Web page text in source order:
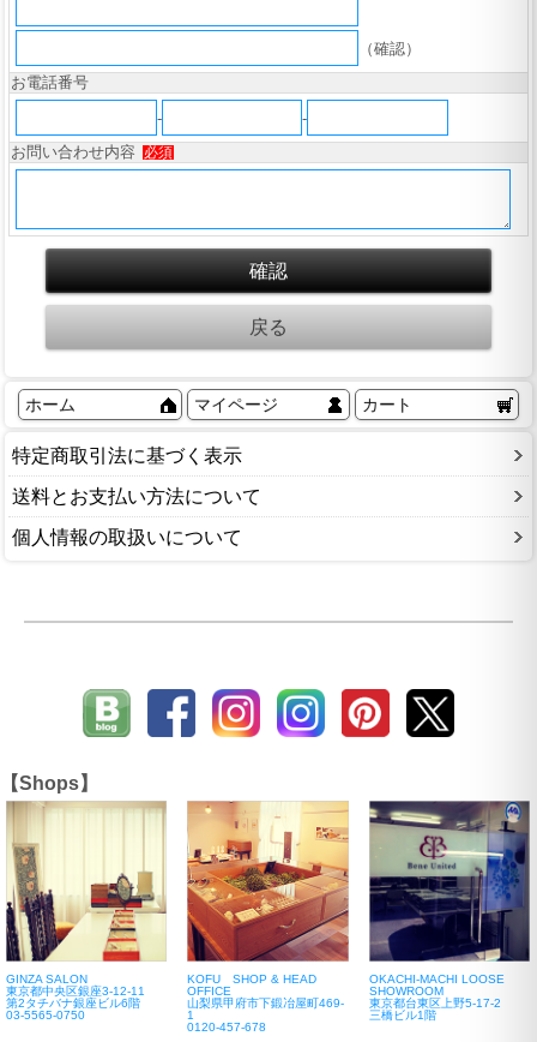
（確認）
お電話番号
-
-
お問い合わせ内容
必須
ホーム マイページ カート
特定商取引法に基づく表示
送料とお支払い方法について
個人情報の取扱いについて
【Shops】
GINZA SALON
東京都中央区銀座3-12-11
第2タチバナ銀座ビル6階
03-5565-0750
KOFU SHOP & HEAD
OFFICE
山梨県甲府市下鍛冶屋町469-
1
0120-457-678
OKACHI-MACHI LOOSE
SHOWROOM
東京都台東区上野5-17-2
三橋ビル1階